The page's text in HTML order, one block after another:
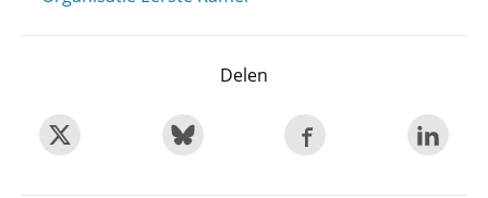
Delen